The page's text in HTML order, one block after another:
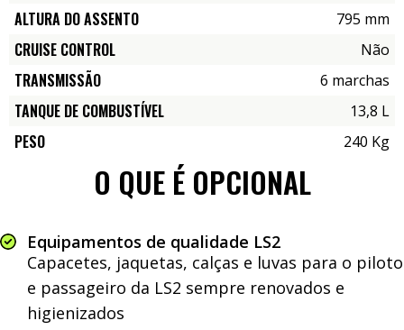
ALTURA DO ASSENTO 795 mm
CRUISE CONTROL Não
TRANSMISSÃO 6 marchas
TANQUE DE COMBUSTÍVEL 13,8 L
PESO 240 Kg
O QUE É OPCIONAL
Equipamentos de qualidade LS2
Capacetes, jaquetas, calças e luvas para o piloto
e passageiro da LS2 sempre renovados e
higienizados